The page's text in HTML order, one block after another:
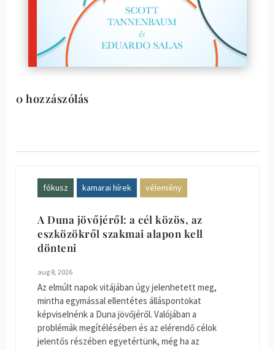
0 hozzászólás
fókusz kamarai hírek vélemény
A Duna jövőjéről: a cél közös, az
eszközökről szakmai alapon kell
dönteni
aug 8, 2026
Az elmúlt napok vitájában úgy jelenhetett meg,
mintha egymással ellentétes álláspontokat
képviselnénk a Duna jövőjéről. Valójában a
problémák megítélésében és az elérendő célok
jelentős részében egyetértünk, még ha az